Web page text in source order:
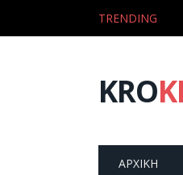
TRENDING
KRO
ΑΡΧΙΚΗ